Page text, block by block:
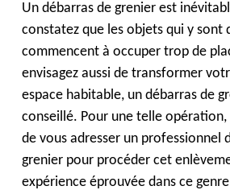
Un débarras de grenier est
constatez que les objets qui y sont
commencent à occuper trop de
envisagez aussi de transformer
espace habitable, un débarras de
conseillé. Pour une telle
de vous adresser un professionnel
grenier pour procéder cet
expérience éprouvée dans ce